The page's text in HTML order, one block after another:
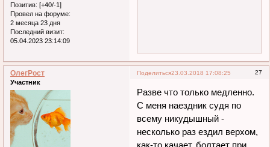
Позитив: [+40/-1]
Провел на форуме:
2 месяца 23 дня
Последний визит:
05.04.2023 23:14:09
Поделиться 27
23.03.2018 17:08:25
ОлегРост
Участник
Разве что только медленно.
С меня наездник судя по
всему никудышный -
несколько раз ездил верхом,
как-то качает, болтает при